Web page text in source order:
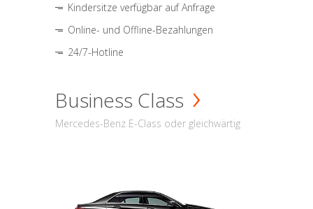
Kindersitze verfügbar auf Anfrage
Online- und Offline-Bezahlungen
24/7-Hotline
Business Class
Mercedes-Benz E-Class oder gleichwärtig